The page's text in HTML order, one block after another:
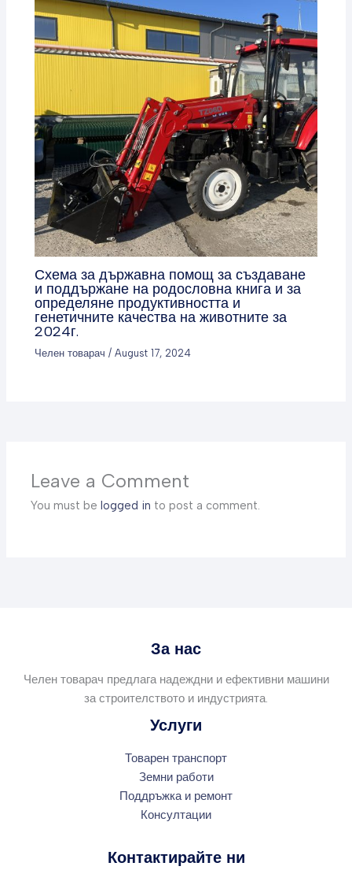
Схема за държавна помощ за създаване
и поддържане на родословна книга и за
определяне продуктивността и
генетичните качества на животните за
2024г.
Челен товарач /August 17, 2024
Leave a Comment
You must belogged in to post a comment.
За нас
Челен товарач предлага надеждни и ефективни машини
за строителството и индустрията.
Услуги
Товарен транспорт
Земни работи
Поддръжка и ремонт
Консултации
Контактирайте ни